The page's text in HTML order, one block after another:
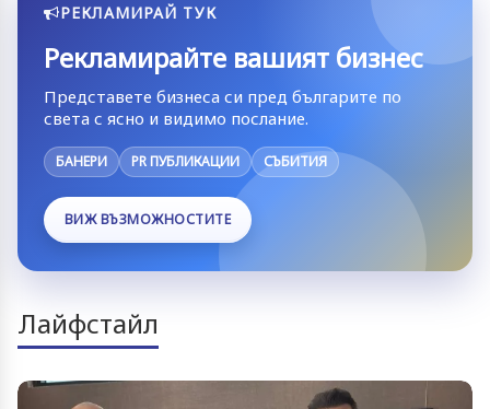
РЕКЛАМИРАЙ ТУК
Рекламирайте вашият бизнес
Представете бизнеса си пред българите по
света с ясно и видимо послание.
БАНЕРИ PR ПУБЛИКАЦИИ СЪБИТИЯ
ВИЖ ВЪЗМОЖНОСТИТЕ
Лайфстайл